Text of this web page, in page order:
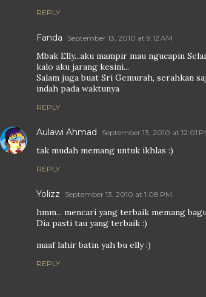
REPLY
Fanda September 13, 2010 at 9:12 AM
Mbak Elly...aku mampir mau ngucapin
kalo aku jarang kesini...
Salam juga buat Sri Gemurah, serahkan
indah pada waktunya
REPLY
Aulawi Ahmad September 13, 2010 at 12:01
tak mudah memang untuk ikhlas :)
REPLY
Yolizz September 13, 2010 at 1:08 PM
hmm... mencari yang terbaik memang
Dia pasti tau yang terbaik :)
maaf lahir batin yah bu elly :)
REPLY